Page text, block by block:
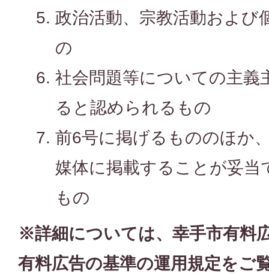
政治活動、宗教活動および
の
社会問題等についての主義
ると認められるもの
前6号に掲げるもののほか
媒体に掲載することが妥当
もの
※詳細については、幸手市有料
有料広告の基準の運用規定をご